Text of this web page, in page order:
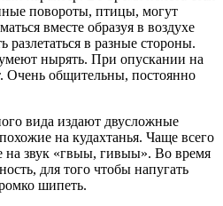
повороты, птицы, могут
вместе образуя в воздухе
разлетаться в разные стороны.
нырять. При опускании на
Очень общительны, постоянно
вида издают двусложные
на кудахтанья. Чаще всего
на звук «гвыы, гивыы». Во время
для того чтобы напугать
шипеть.